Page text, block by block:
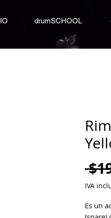
drumSCHOOL
IVA
Es un